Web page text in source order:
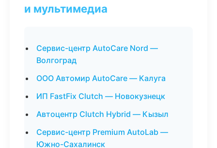
и мультимедиа
Сервис-центр AutoCare Nord —
Волгоград
ООО Автомир AutoCare — Калуга
ИП FastFix Clutch — Новокузнецк
Автоцентр Clutch Hybrid — Кызыл
Сервис-центр Premium AutoLab —
Южно-Сахалинск